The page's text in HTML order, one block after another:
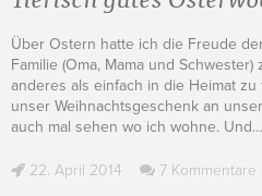
Über Ostern hatte ich die Freude
Familie (Oma, Mama und
anderes als einfach in die Heimat
unser Weihnachtsgeschenk an
auch mal sehen wo ich wohne. Und…
22. April 2014 7 Kommentare